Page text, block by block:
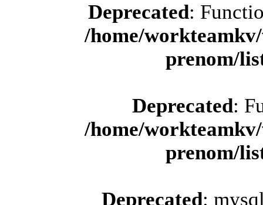
Deprecated:
/home/
prenom/
Deprecated:
/home/
prenom/
Deprecated: